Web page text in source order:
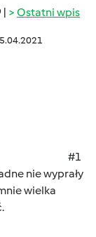
| Ostatni wpis
#1
nie wyprały
wielka